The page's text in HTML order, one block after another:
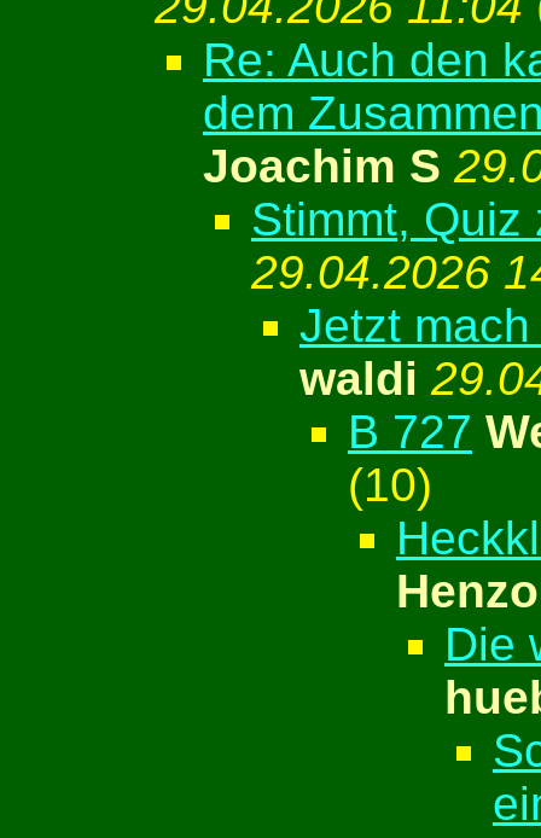
Re: Auch den
dem
Joachim S
Stimmt, Quiz
29.04.2026
Jetzt
waldi
B 727
(10)
Henzo
Die